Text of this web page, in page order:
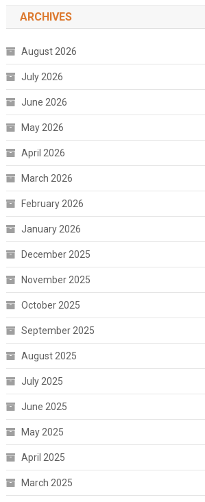
ARCHIVES
August 2026
July 2026
June 2026
May 2026
April 2026
March 2026
February 2026
January 2026
December 2025
November 2025
October 2025
September 2025
August 2025
July 2025
June 2025
May 2025
April 2025
March 2025